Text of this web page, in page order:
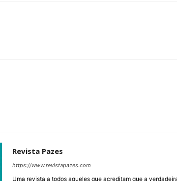
Revista Pazes
https://www.revistapazes.com
Uma revista a todos aqueles que acreditam que a